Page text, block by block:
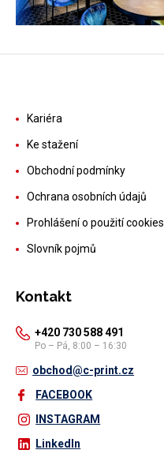
Kariéra
Ke stažení
Obchodní podmínky
Ochrana osobních údajů
Prohlášení o použití cookies
Slovník pojmů
Kontakt
+420 730 588 491
Po – Pá, 8:00 – 16:30
obchod@c-print.cz
FACEBOOK
INSTAGRAM
LinkedIn